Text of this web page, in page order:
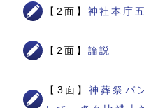
【2面】 神社本庁
【2面】 論説
【3面】神葬祭パ